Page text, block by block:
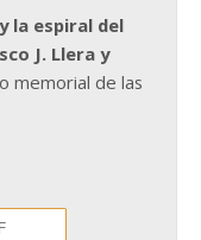
y la espiral del
J. Llera y
memorial de las